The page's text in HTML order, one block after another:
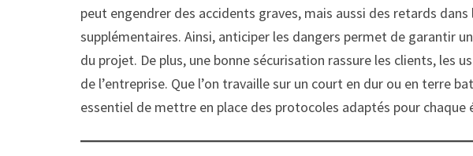
peut engendrer des accidents graves, mais aussi des retards
supplémentaires. Ainsi, anticiper les dangers permet de garantir
du projet. De plus, une bonne sécurisation rassure les clients, les
de l’entreprise. Que l’on travaille sur un court en dur ou en terre
essentiel de mettre en place des protocoles adaptés pour chaque